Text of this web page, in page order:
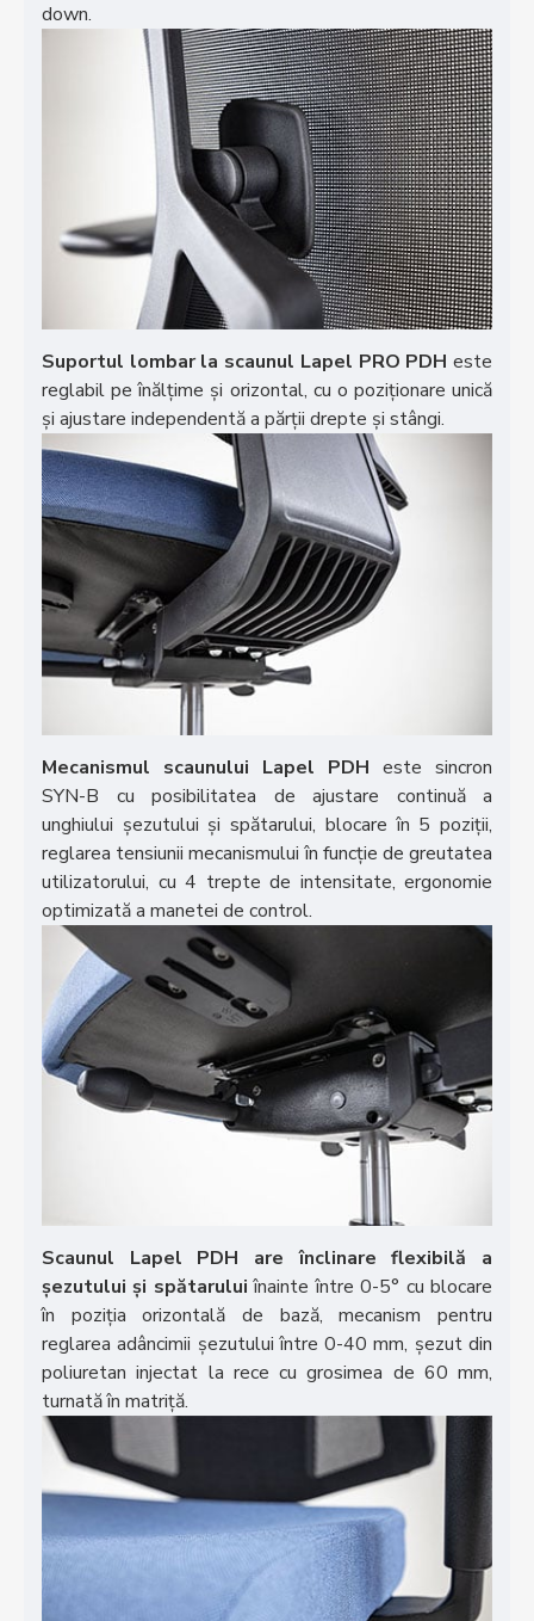
down.
Suportul lombar la scaunul Lapel PRO PDH este
reglabil pe înălțime și orizontal, cu o poziționare unică
și ajustare independentă a părții drepte și stângi.
Mecanismul scaunului Lapel PDH este sincron
SYN-B cu posibilitatea de ajustare continuă a
unghiului șezutului și spătarului, blocare în 5 poziții,
reglarea tensiunii mecanismului în funcție de greutatea
utilizatorului, cu 4 trepte de intensitate, ergonomie
optimizată a manetei de control.
Scaunul Lapel PDH are înclinare flexibilă a
șezutului și spătarului înainte între 0-5° cu blocare
în poziția orizontală de bază, mecanism pentru
reglarea adâncimii șezutului între 0-40 mm, șezut din
poliuretan injectat la rece cu grosimea de 60 mm,
turnată în matriță.